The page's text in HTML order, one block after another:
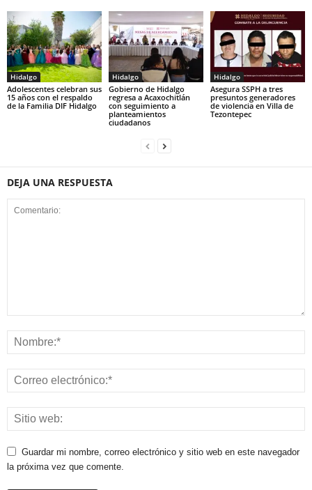
Hidalgo
Adolescentes celebran sus
15 años con el respaldo
de la Familia DIF Hidalgo
Hidalgo
Gobierno de Hidalgo
regresa a Acaxochitlán
con seguimiento a
planteamientos
ciudadanos
Hidalgo
Asegura SSPH a tres
presuntos generadores
de violencia en Villa de
Tezontepec
DEJA UNA RESPUESTA
Guardar mi nombre, correo electrónico y sitio web en este navegador
la próxima vez que comente.